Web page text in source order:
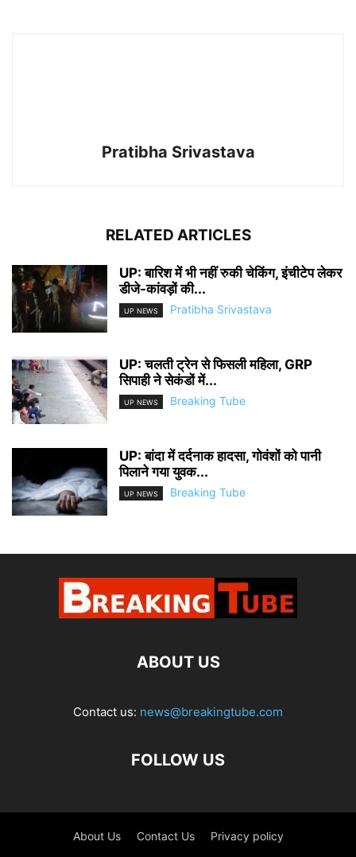
Pratibha Srivastava
RELATED ARTICLES
UP: बारिश में भी नहीं रुकी चेकिंग, इंचीटेप लेकर
डीजे-कांवड़ों की...
UP NEWS Pratibha Srivastava
UP: चलती ट्रेन से फिसली महिला, GRP
सिपाही ने सेकंडों में...
UP NEWS Breaking Tube
UP: बांदा में दर्दनाक हादसा, गोवंशों को पानी
पिलाने गया युवक...
UP NEWS Breaking Tube
ABOUT US
Contact us: news@breakingtube.com
FOLLOW US
About Us Contact Us Privacy policy